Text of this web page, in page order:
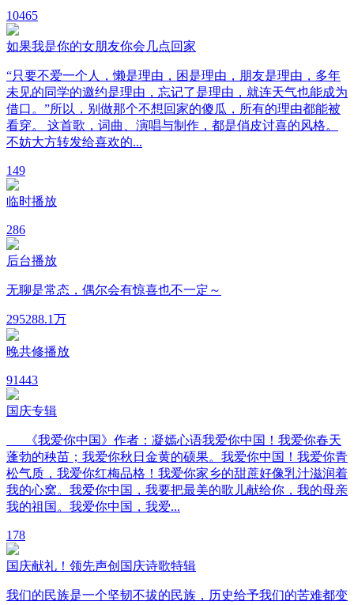
10465
如果我是你的女朋友你会几点回家
“只要不爱一个人，懒是理由，困是理由，朋友是理由，多年
未见的同学的邀约是理由，忘记了是理由，就连天气也能成为
借口。”所以，别做那个不想回家的傻瓜，所有的理由都能被
看穿。 这首歌，词曲、演唱与制作，都是俏皮讨喜的风格。
不妨大方转发给喜欢的...
149
临时播放
286
后台播放
无聊是常态，偶尔会有惊喜也不一定～
295288.1万
晚共修播放
91443
国庆专辑
《我爱你中国》作者：凝嫣心语我爱你中国！我爱你春天
蓬勃的秧苗；我爱你秋日金黄的硕果。我爱你中国！我爱你青
松气质，我爱你红梅品格！我爱你家乡的甜蔗好像乳汁滋润着
我的心窝。我爱你中国，我要把最美的歌儿献给你，我的母亲
我的祖国。我爱你中国，我爱...
1 78
国庆献礼！领先声创国庆诗歌特辑
我们的民族是一个坚韧不拔的民族，历史给予我们的苦难都变